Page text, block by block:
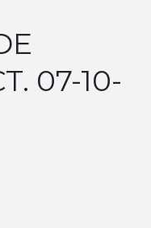
07-10-